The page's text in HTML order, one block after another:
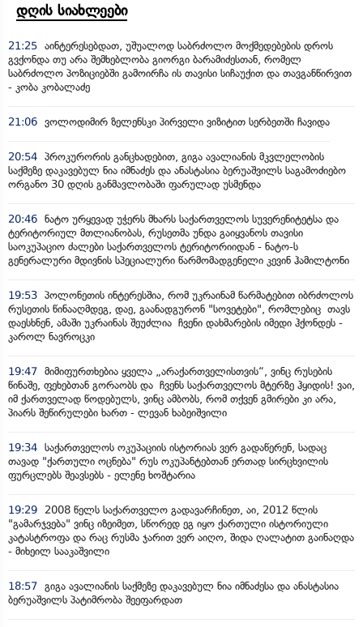
დღის სიახლეები
21:25 აინტერესებდათ, უშუალოდ საბრძოლო მოქმედებების დროს
გვქონდა თუ არა შემხებლობა გიორგი ბარამიძესთან, რომელ
საბრძოლო პოზიციებში გამოირჩა ის თავისი სიჩაუქით და თავგანწირვით
- კობა კობალაძე
21:06 ვოლოდიმირ ზელენსკი პირველი ვიზიტით სერბეთში ჩავიდა
20:54 პროკურორის განცხადებით, გიგა ავალიანის მკვლელობის
საქმეზე დაკავებულ ნია იმნაძეს და ანასტასია ბერუაშვილს საგამოძიებო
ორგანო 30 დღის განმავლობაში ფარულად უსმენდა
20:46 ნატო ურყევად უჭერს მხარს საქართველოს სუვერენიტეტსა და
ტერიტორიულ მთლიანობას, რუსეთმა უნდა გაიყვანოს თავისი
საოკუპაციო ძალები საქართველოს ტერიტორიიდან - ნატო-ს
გენერალური მდივნის სპეციალური წარმომადგენელი კევინ ჰამილტონი
19:53 პოლონეთის ინტერესშია, რომ უკრაინამ წარმატებით იბრძოლოს
რუსეთის წინააღმდეგ, დაე, გაანადგურონ "სოვეტები", რომლებიც თავს
დაესხნენ, ამაში უკრაინას შეუძლია ჩვენი დახმარების იმედი ჰქონდეს -
კაროლ ნავროცკი
19:47 მიმიფურთხებია ყველა „არაქართველისთვის“, ვინც რუსების
წინაშე, ფეხებთან გორაობს და ჩვენს საქართველოს მტერზე ჰყიდის! ვაი,
იმ ქართველად წოდებულს, ვინც ამბობს, რომ თქვენ გმირები კი არა,
პიარს შეწირულები ხართ - ლევან ხაბეიშვილი
19:34 საქართველოს ოკუპაციის ისტორიას ვერ გადაწერენ, სადაც
თავად "ქართული ოცნება" რუს ოკუპანტებთან ერთად სირცხვილის
ფურცლებს შეავსებს - ელენე ხოშტარია
19:29
2008 წელს საქართველო გადავარჩინეთ, აი, 2012 წლის
"გამარჯვება" ვინც იზეიმეთ, სწორედ ეგ იყო ქართული ისტორიული
კატასტროფა და რაც რუსმა ჯარით ვერ აიღო, შიდა ღალატით გაინაღდა
- მიხეილ სააკაშვილი
18:57 გიგა ავალიანის საქმეზე დაკავებულ ნია იმნაძესა და ანასტასია
ბერუაშვილს პატიმრობა შეეფარდათ